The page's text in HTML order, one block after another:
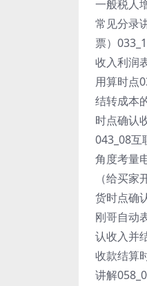
一般税人
常见分录
票）
收入利润
用算时点
结转成本
时点确认
043_08互
角度考量
（给买
货时点确
刚哥自动
认收入并
收款结算
讲解